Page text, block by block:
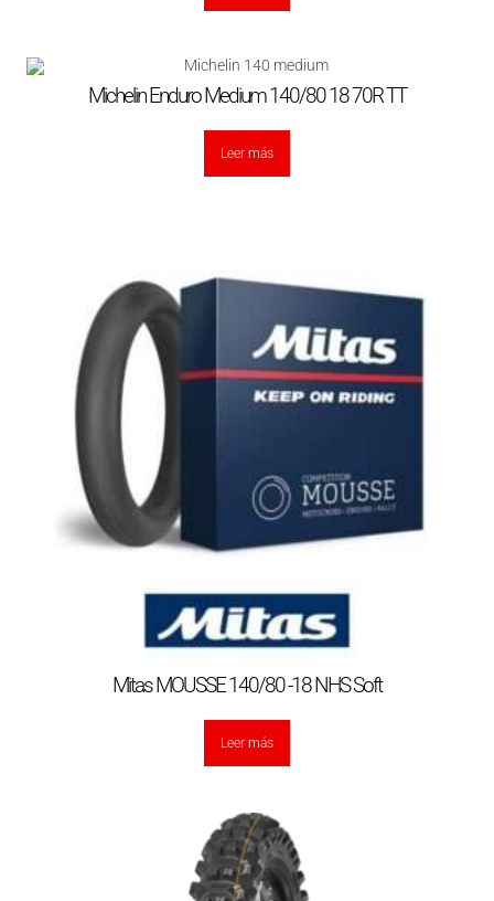
Michelin Enduro Medium 140/80 18 70R TT
Leer más
Mitas MOUSSE 140/80 -18 NHS Soft
Leer más